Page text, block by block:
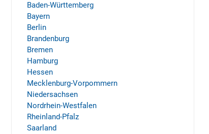
Baden-Württemberg
Bayern
Berlin
Brandenburg
Bremen
Hamburg
Hessen
Mecklenburg-Vorpommern
Niedersachsen
Nordrhein-Westfalen
Rheinland-Pfalz
Saarland